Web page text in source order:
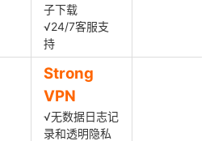
子下载
√24/7客服支
持
Strong
VPN
√无数据日志记
录和透明隐私